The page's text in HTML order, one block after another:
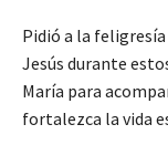
Pidió a la
Jesús durante
María para
fortalezca la vida